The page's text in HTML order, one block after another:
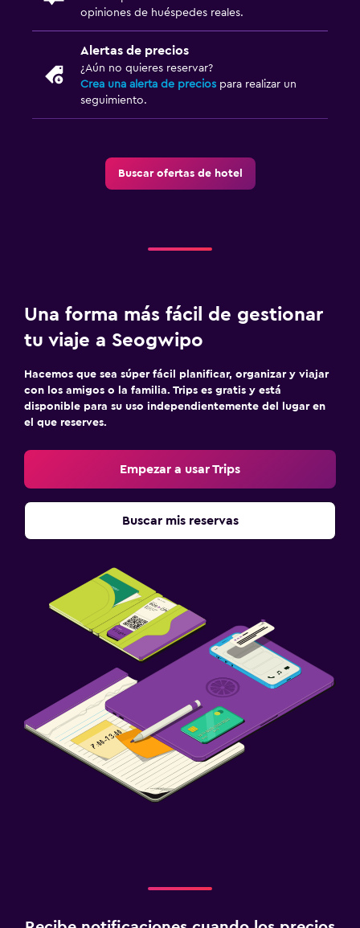
opiniones de huéspedes reales.
Alertas de precios
¿Aún no quieres reservar?
Crea una alerta de precios para realizar un
seguimiento.
Buscar ofertas de hotel
Una forma más fácil de gestionar
tu viaje a Seogwipo
Hacemos que sea súper fácil planificar, organizar y viajar
con los amigos o la familia. Trips es gratis y está
disponible para su uso independientemente del lugar en
el que reserves.
Empezar a usar Trips
Buscar mis reservas